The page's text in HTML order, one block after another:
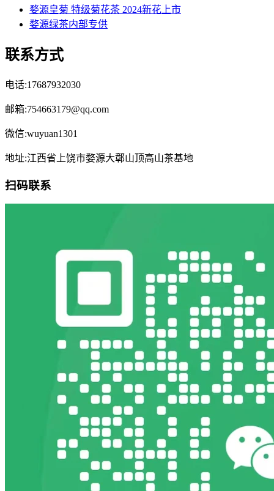
婺源皇菊 特级菊花茶 2024新花上市
婺源绿茶内部专供
联系方式
电话:17687932030
邮箱:754663179@qq.com
微信:wuyuan1301
地址:江西省上饶市婺源大鄣山顶高山茶基地
扫码联系